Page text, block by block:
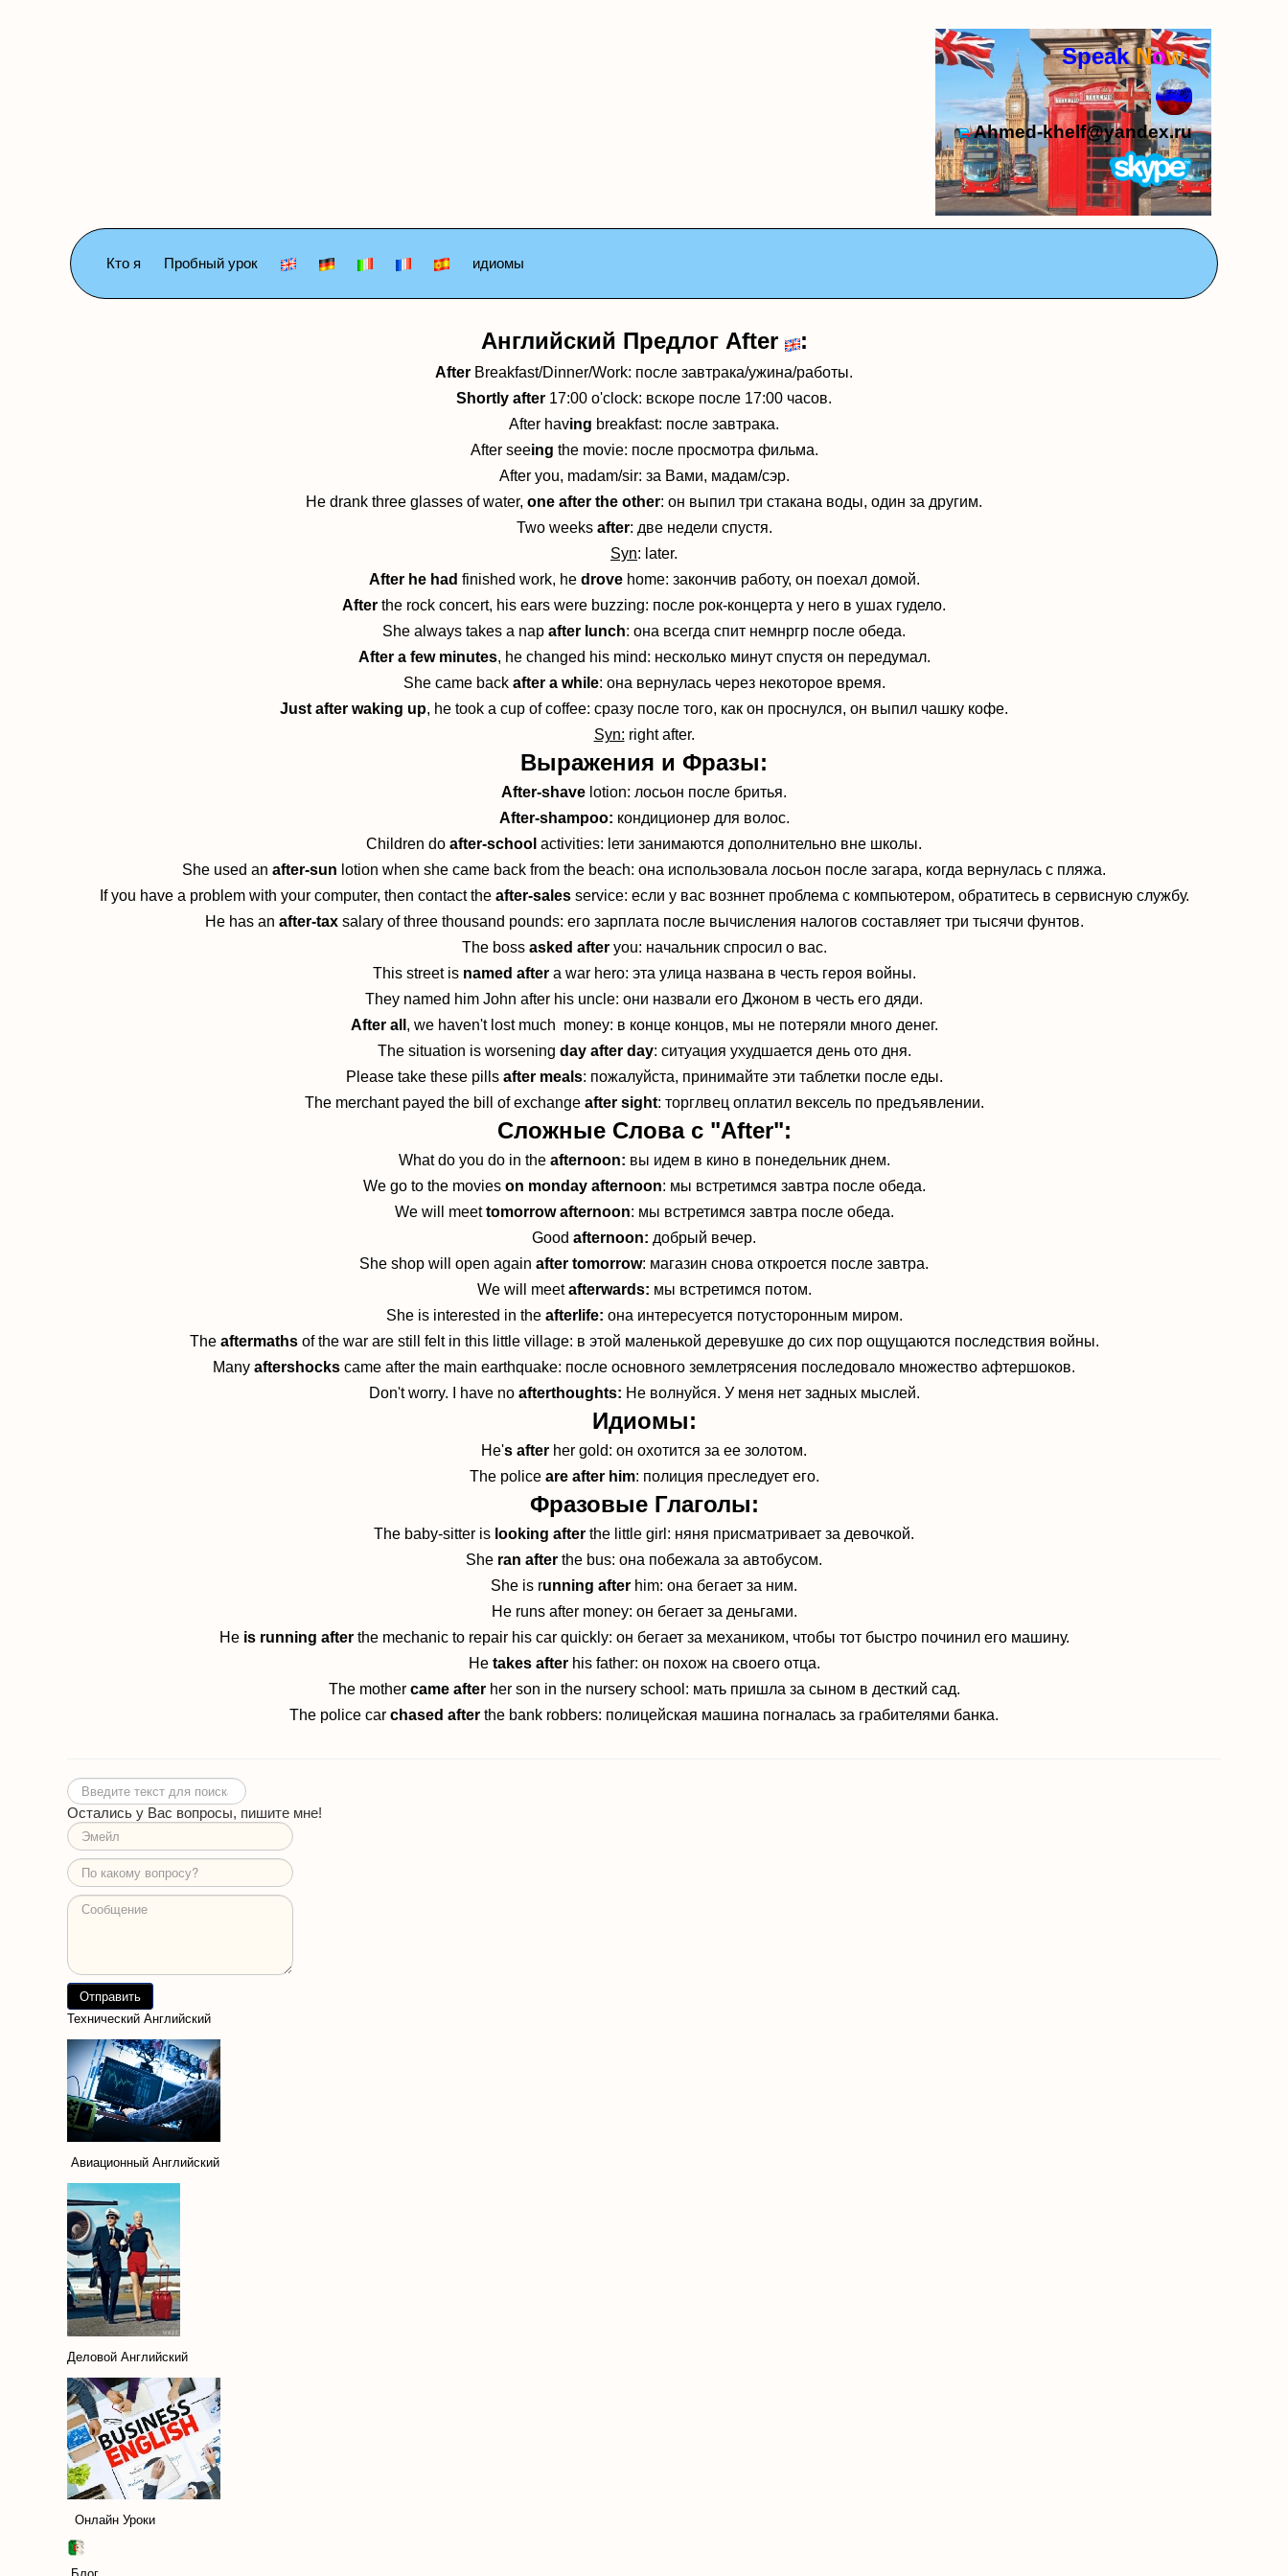
Speak Now!
Ahmed-khelf@yandex.ru
Кто я Пробный урок идиомы
Английский Предлог After :
After Breakfast/Dinner/Work: после завтрака/ужина/работы.
Shortly after 17:00 o'clock: вскоре после 17:00 часов.
After having breakfast: после завтрака.
After seeing the movie: после просмотра фильма.
After you, madam/sir: за Вами, мадам/сэр.
He drank three glasses of water, one after the other: он выпил три стакана воды, один за другим.
Two weeks after: две недели спустя.
Syn: later.
After he had finished work, he drovehome: закончив работу, он поехал домой.
After the rock concert, his ears were buzzing: после рок-концерта у него в ушах гудело.
She always takes a nap after lunch: она всегда спит немнргр после обеда.
After a few minutes, he changed his mind: несколько минут спустя он передумал.
She came back after a while: она вернулась через некоторое время.
Just after waking up, he took a cup of coffee: сразу после того, как он проснулся, он выпил чашку кофе.
Syn: right after.
Выражения и Фразы:
After-shave lotion: лосьон после бритья.
After-shampoo: кондиционер для волос.
Children do after-school activities: lети занимаются дополнительно вне школы.
She used an after-sun lotion when she came back from the beach: она использовала лосьон после загара, когда вернулась с пляжа.
If you have a problem with your computer, then contact the after-salesservice: если у вас возннет проблема с компьютером, обратитесь в сервисную службу.
He has an after-taxsalary of three thousand pounds: его зарплата после вычисления налогов составляет три тысячи фунтов.
The boss asked afteryou: начальник спросил о вас.
This street is named aftera war hero: эта улица названа в честь героя войны.
They named him John after his uncle: они назвали его Джоном в честь его дяди.
After all , we haven't lost much money: в конце концов, мы не потеряли много денег.
The situation is worsening day after day: ситуация ухудшается день ото дня.
Please take these pills after meals: пожалуйста, принимайте эти таблетки после еды.
The merchant payed the bill of exchange after sight: торглвец оплатил вексель по предъявлении.
Сложные Слова с "After":
What do you do in the afternoon: вы идем в кино в понедельник днем.
We go to the movies on monday afternoon: мы встретимся завтра после обеда.
We will meettomorrow afternoon: мы встретимся завтра после обеда.
Good afternoon: добрый вечер.
She shop will open again after tomorrow: магазин снова откроется после завтра.
We will meetafterwards: мы встретимся потом.
She is interested in the afterlife: она интересуется потусторонным миром.
The aftermathsof the war are still felt in this little village: в этой маленькой деревушке до сих пор ощущаются последствия войны.
Many aftershocks came after the main earthquake: после основного землетрясения последовало множество афтершоков.
Don't worry. I have no afterthoughts: Не волнуйся. У меня нет задных мыслей.
Идиомы:
He's after her gold: он охотится за ее золотом.
The police are after him: полиция преследует его.
Фразовые Глаголы:
The baby-sitter is looking after the little girl: няня присматривает за девочкой.
She ran after the bus: она побежала за автобусом.
She is running after him: она бегает за ним.
He runs after money: он бегает за деньгами.
Heis running afterthe mechanic to repair his car quickly: он бегает за механиком, чтобы тот быстро починил его машину.
He takes afterhis father: он похож на своего отца.
The mother came afterher son in the nursery school: мать пришла за сыном в десткий сад.
The police car chased after the bank robbers: полицейская машина погналась за грабителями банка.
Искать...
Остались у Вас вопросы, пишите мне!
Технический Английский
Авиационный Английский
Деловой Английский
Онлайн Уроки